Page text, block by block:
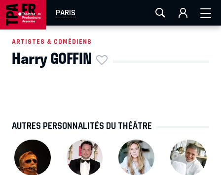
PARIS
AIX-MARSEILLE LA ROCHELLE
EN TOURNÉE
ARTISTES & COMÉDIENS
Harry GOFFIN
AUTRES PERSONNALITÉS DU THÉÂTRE